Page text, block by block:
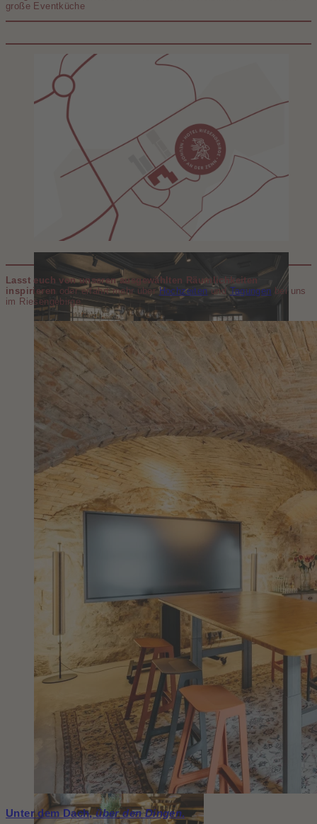
große Eventküche
Lasst euch von unseren ausgewählten Räumlichkeiten
inspirieren oder erfahrt mehr überHochzeiten undTagungen bei uns
im Riesengebirge.
Unter dem Dach,über den Dingen.